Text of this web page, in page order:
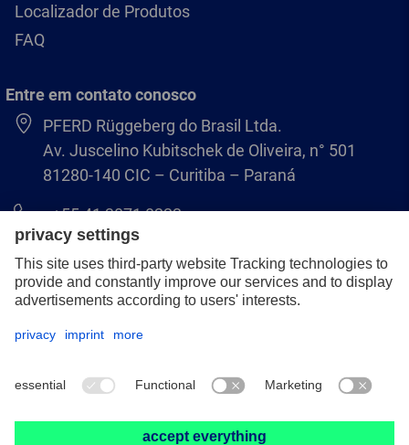
Localizador de Produtos
FAQ
Entre em contato conosco
PFERD Rüggeberg do Brasil Ltda.
Av. Juscelino Kubitschek de Oliveira, n° 501
81280-140 CIC – Curitiba – Paraná
+55 41 3071 8222
pferd.br@pferd.com
Aviso legal
Termos e Condições